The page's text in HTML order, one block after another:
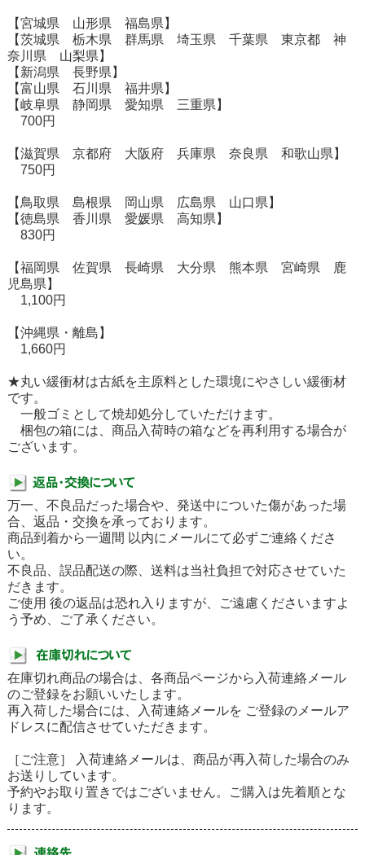
【宮城県 山形県 福島県】
【茨城県 栃木県 群馬県 埼玉県 千葉県 東京都 神
奈川県 山梨県】
【新潟県 長野県】
【富山県 石川県 福井県】
【岐阜県 静岡県 愛知県 三重県】
700円
【滋賀県 京都府 大阪府 兵庫県 奈良県 和歌山県】
750円
【鳥取県 島根県 岡山県 広島県 山口県】
【徳島県 香川県 愛媛県 高知県】
830円
【福岡県 佐賀県 長崎県 大分県 熊本県 宮崎県 鹿
児島県】
1,100円
【沖縄県・離島】
1,660円
★丸い緩衝材は古紙を主原料とした環境にやさしい緩衝材
です。
一般ゴミとして焼却処分していただけます。
梱包の箱には、商品入荷時の箱などを再利用する場合が
ございます。
万一、不良品だった場合や、発送中についた傷があった場
合、返品・交換を承っております。
商品到着から一週間 以内にメールにて必ずご連絡くださ
い。
不良品、誤品配送の際、送料は当社負担で対応させていた
だきます。
ご使用 後の返品は恐れ入りますが、ご遠慮くださいますよ
う予め、ご了承ください。
在庫切れ商品の場合は、各商品ページから入荷連絡メール
のご登録をお願いいたします。
再入荷した場合には、入荷連絡メールを ご登録のメールア
ドレスに配信させていただきます。
［ご注意］ 入荷連絡メールは、商品が再入荷した場合のみ
お送りしています。
予約やお取り置きではございません。ご購入は先着順とな
ります。